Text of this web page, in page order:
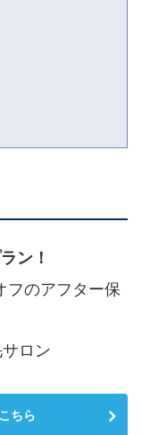
ン！
フのアフター保
ロン
ちら